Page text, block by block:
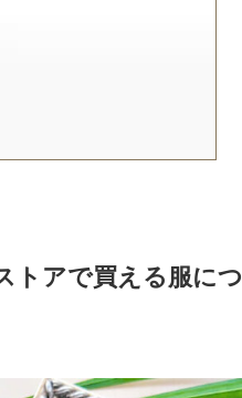
トアで買える服につ